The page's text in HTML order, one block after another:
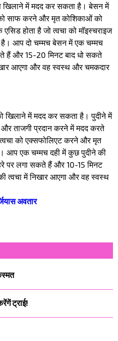
खिलाने में मदद कर सकता है। बेसन में
साफ करने और मृत कोशिकाओं को
होता है जो त्वचा को मॉइस्चराइज
आप दो चम्मच बेसन में एक चम्मच
हैं और 15-20 मिनट बाद धो सकते
आएगा और वह स्वस्थ और चमकदार
खिलाने में मदद कर सकता है। पुदीने में
ताजगी प्रदान करने में मदद करते
को एक्सफोलिएट करने और मृत
आप एक चम्मच दही में कुछ पुदीने की
पर लगा सकते हैं और 10-15 मिनट
में निखार आएगा और वह स्वस्थ
अवतार
ट्राई!